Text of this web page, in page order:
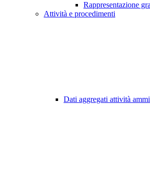
Rappresentazione
Attività e procedimenti
Dati aggregati attività